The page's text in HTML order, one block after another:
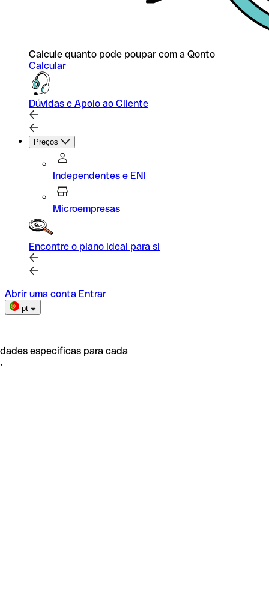
Calcule quanto pode poupar com a Qonto
Calcular
Dúvidas e Apoio ao Cliente
Preços
Independentes e ENI
Microempresas
Encontre o plano ideal para si
Abrir uma conta Entrar
pt
específicas para cada